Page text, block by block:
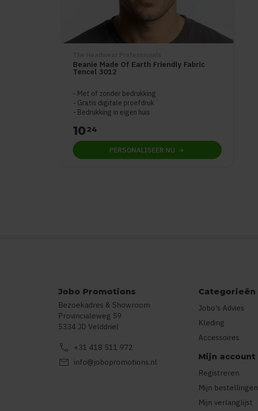
Beanie Made Of Earth Friendly Fabric
Tencel 3012
Met of zonder bedrukking
Gratis digitale proefdruk
Bedrukking in eigen huis
1024
PERSONALISEER NU
Jobo Promotions
Bezoekadres & Showroom
Provincialeweg 59
5334 JD Velddriel
call +31 418 511 972
mail info@jobopromotions.nl
Categorieën
Jobo's Advies
Kleding
Accessoires
Mijn account
Registreren
Mijn bestellingen
Mijn verlanglijst